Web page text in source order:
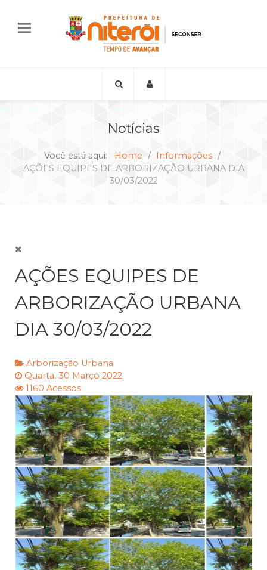
Notícias
Você está aqui: Home
Informações
AÇÕES EQUIPES DE ARBORIZAÇÃO URBANA DIA
30/03/2022
AÇÕES EQUIPES DE
ARBORIZAÇÃO URBANA
DIA 30/03/2022
Arborização Urbana
Quarta, 30 Março 2022
1160 Acessos